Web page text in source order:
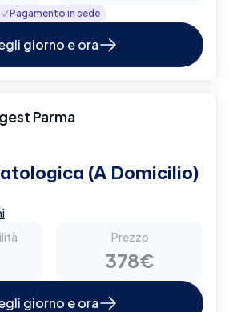
Pagamento in sede
giorno e ora
Parma
(A Domicilio)
Prezzo
378€
giorno e ora